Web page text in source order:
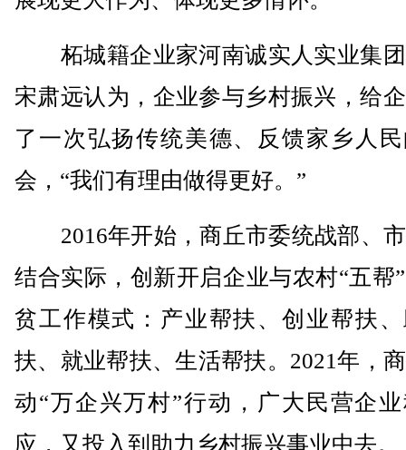
柘城籍企业家河南诚实人实业集
宋肃远认为，企业参与乡村振兴，给
了一次弘扬传统美德、反馈家乡人
会，“我们有理由做得更好。”
2016年开始，商丘市委统战部、
结合实际，创新开启企业与农村“五帮
贫工作模式：产业帮扶、创业帮扶
扶、就业帮扶、生活帮扶。2021年，
动“万企兴万村”行动，广大民营企
应，又投入到助力乡村振兴事业中去。